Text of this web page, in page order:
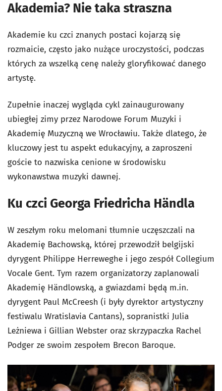
Akademia? Nie taka straszna
Akademie ku czci znanych postaci kojarzą się
rozmaicie, często jako nużące uroczystości, podczas
których za wszelką cenę należy gloryfikować danego
artystę.
Zupełnie inaczej wygląda cykl zainaugurowany
ubiegłej zimy przez Narodowe Forum Muzyki i
Akademię Muzyczną we Wrocławiu. Także dlatego, że
kluczowy jest tu aspekt edukacyjny, a zaproszeni
goście to nazwiska cenione w środowisku
wykonawstwa muzyki dawnej.
Ku czci Georga Friedricha Händla
W zeszłym roku melomani tłumnie uczęszczali na
Akademię Bachowską, której przewodził belgijski
dyrygent Philippe Herreweghe i jego zespół Collegium
Vocale Gent. Tym razem organizatorzy zaplanowali
Akademię Händlowską, a gwiazdami będą m.in.
dyrygent Paul McCreesh (i były dyrektor artystyczny
festiwalu Wratislavia Cantans), sopranistki Julia
Leżniewa i Gillian Webster oraz skrzypaczka Rachel
Podger ze swoim zespołem Brecon Baroque.